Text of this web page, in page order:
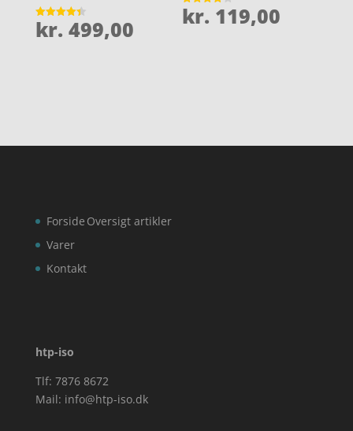
Vurderet
4.4
kr. 499,00
Vurderet
3.9
kr. 119,00
Forside
Varer
Kontakt
Oversigt artikler
htp-iso
Tlf: 7876 8672
Mail: info@htp-iso.dk